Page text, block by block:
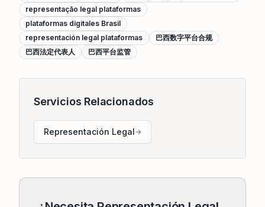
representação legal plataformas
plataformas digitales Brasil
representación legal plataformas
巴西数字平台合规
巴西法定代表人
巴西平台监管
Servicios Relacionados
Representación Legal→